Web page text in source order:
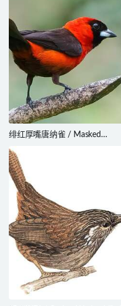
绯红厚嘴唐纳雀 / Masked
nigrogularis